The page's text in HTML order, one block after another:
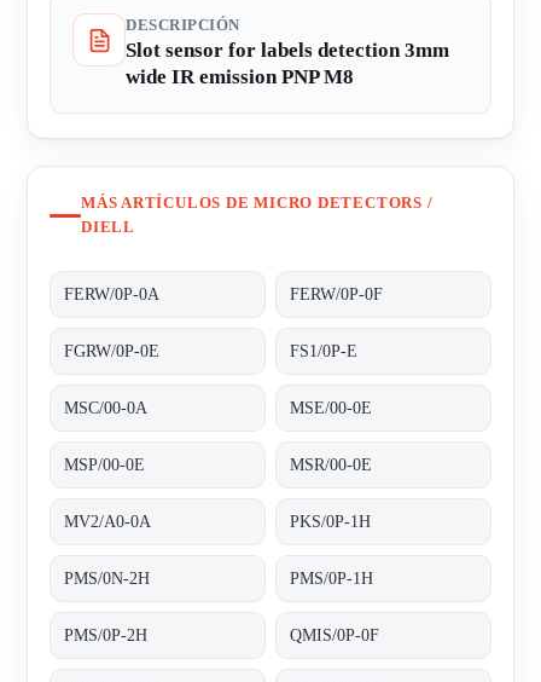
DESCRIPCIÓN
Slot sensor for labels detection 3mm
wide IR emission PNP M8
MÁS ARTÍCULOS DE MICRO DETECTORS /
DIELL
FERW/0P-0A FERW/0P-0F
FGRW/0P-0E FS1/0P-E
MSC/00-0A MSE/00-0E
MSP/00-0E MSR/00-0E
MV2/A0-0A PKS/0P-1H
PMS/0N-2H PMS/0P-1H
PMS/0P-2H QMIS/0P-0F